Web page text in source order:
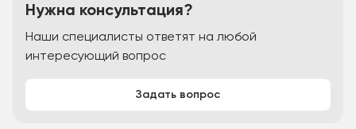
Нужна консультация?
Наши специалисты ответят на любой
интересующий вопрос
Задать вопрос